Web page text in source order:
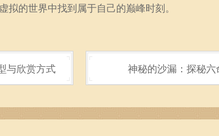
的世界中找到属于自己的巅峰时刻。
与欣赏方式 神秘的沙漏：探秘